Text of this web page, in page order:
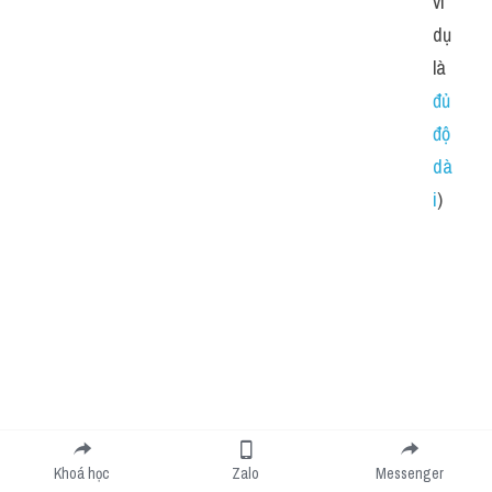
dụ
là
đủ
độ
dà
i)
Khoá học Zalo Messenger